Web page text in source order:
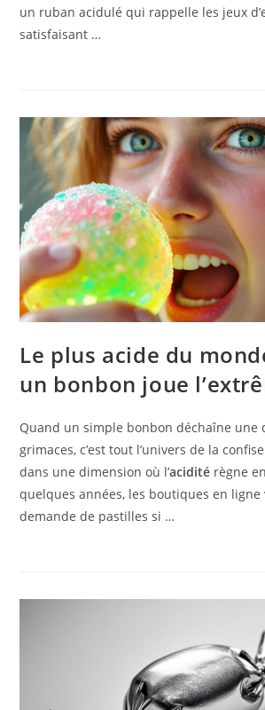
un ruban acidulé qui rappelle les jeux
satisfaisant …
Le plus acide du
un bonbon joue
Quand un simple bonbon déchaîne une
grimaces, c’est tout l’univers de la
dans une dimension où l’acidité règne
quelques années, les boutiques en ligne
demande de pastilles si …